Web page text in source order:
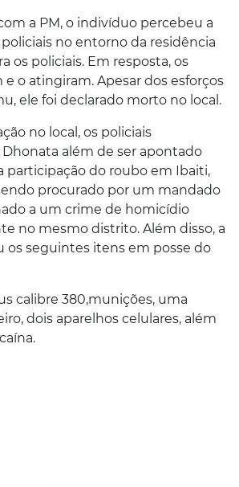
a PM, o indivíduo percebeu a
no entorno da residência
os policiais. Em resposta, os
o atingiram. Apesar dos esforços
, ele foi declarado morto no local.
no local, os policiais
além de ser apontado
participação do roubo em Ibaiti,
procurado por um mandado
a um crime de homicídio
no mesmo distrito. Além disso, a
os seguintes itens em posse do
calibre 380,munições, uma
dois aparelhos celulares, além